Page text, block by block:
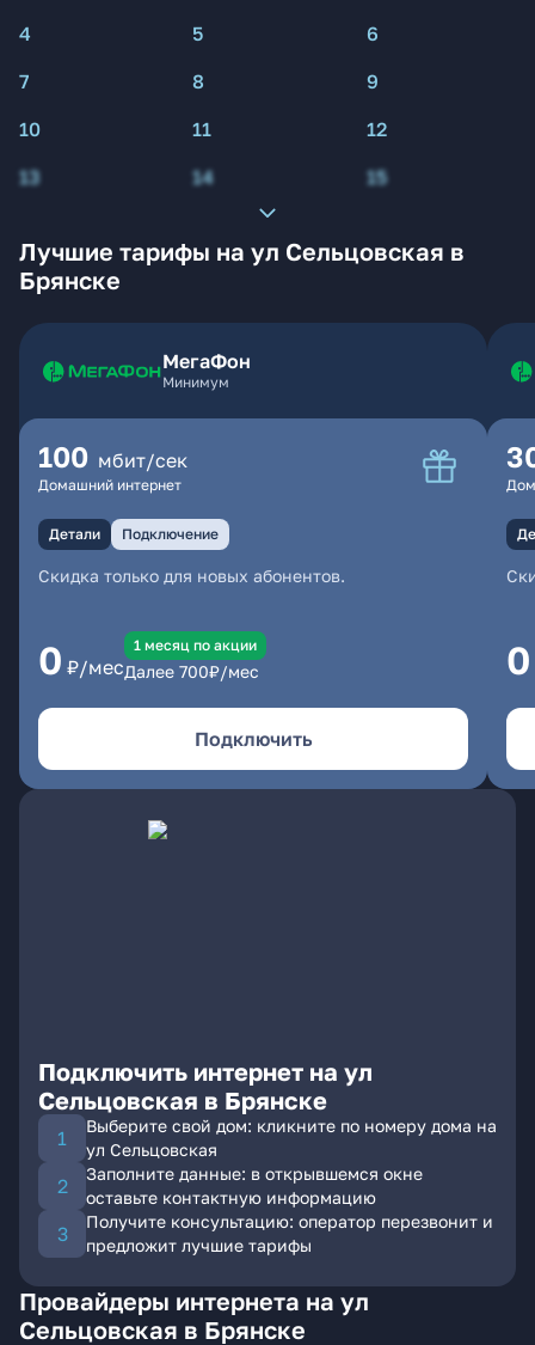
4
5
6
7
8
9
10
11
12
13
14 15
Лучшие тарифы на ул Сельцовская в
Брянске
МегаФон
Минимум
100 мбит/сек
Домашний интернет
Детали Подключение
Скидка только для новых абонентов.
0 ₽/мес
1 месяц по акции
Далее 700₽/мес
Подключить
0
Подключить интернет на ул
Сельцовская в Брянске
Выберите свой дом: кликните по номеру дома на
ул Сельцовская
Заполните данные: в открывшемся окне
оставьте контактную информацию
Получите консультацию: оператор перезвонит и
предложит лучшие тарифы
Провайдеры интернета на ул
Сельцовская в Брянске